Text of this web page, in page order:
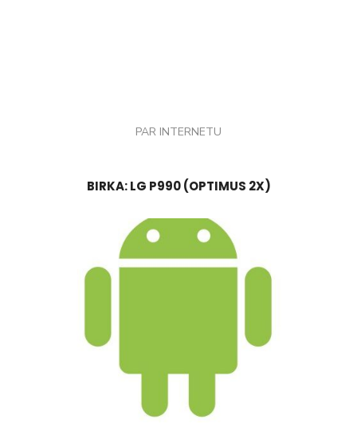
PAR INTERNETU
BIRKA:LG P990 (OPTIMUS 2X)